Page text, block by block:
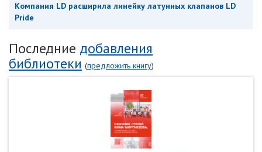
Компания LD расширила линейку латунных клапанов LD
Pride
Последние добавления
библиотеки (предложить книгу)